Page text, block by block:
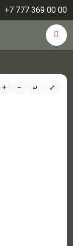
+7 777 369 00 00
+ − ⤾ ⤢